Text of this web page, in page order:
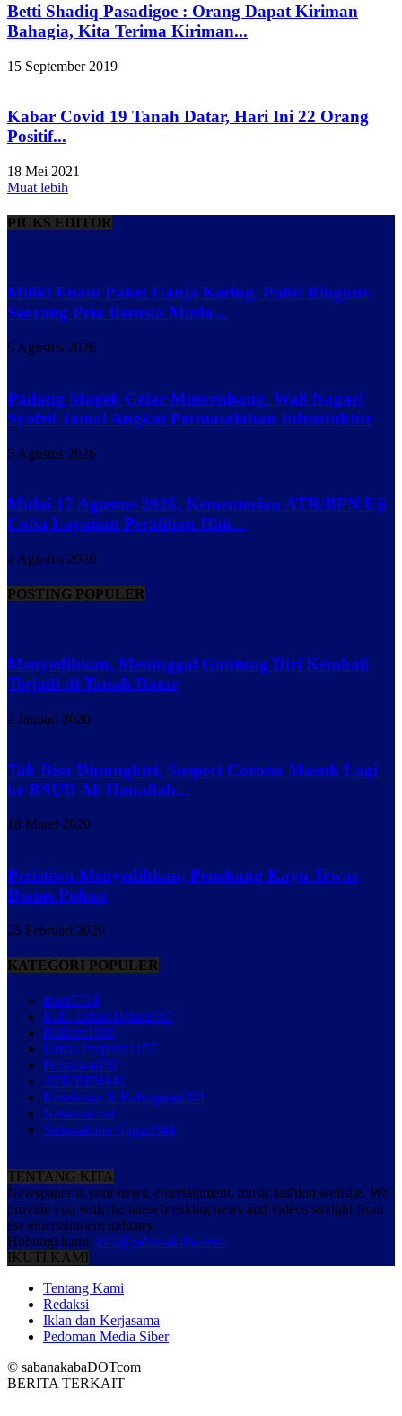
Betti Shadiq Pasadigoe : Orang Dapat Kiriman
Bahagia, Kita Terima Kiriman...
15 September 2019
Kabar Covid 19 Tanah Datar, Hari Ini 22 Orang
Positif...
18 Mei 2021
Muat lebih
PICKS EDITOR
Miliki Enam Paket Ganja Kering, Polisi Ringkus
Seorang Pria Berusia Muda...
5 Agustus 2026
Padang Magek Gelar Musrenbang, Wali Nagari
Syafril Jamal Angkat Permasalahan Infrastuktur
5 Agustus 2026
Mulai 17 Agustus 2026, Kementerian ATR/BPN Uji
Coba Layanan Peralihan Hak...
4 Agustus 2026
POSTING POPULER
Menyedihkan, Meninggal Gantung Diri Kembali
Terjadi di Tanah Datar
2 Januari 2020
Tak Bisa Dipungkiri, Suspect Corona Masuk Lagi
ke RSUD Ali Hanafiah...
18 Maret 2020
Peristiwa Menyedihkan, Penebang Kayu Tewas
Diatas Pohon
25 Februari 2020
KATEGORI POPULER
Baru5714
Kab. Tanah Datar2667
Hukrim1980
Lintas Propinsi1157
Peristiwa656
ATR/BPN443
Kesehatan & Kebugaran394
Nasional358
Sabanakaba Nagari344
TENTANG KITA
Newspaper is your news, entertainment, music fashion website. We
provide you with the latest breaking news and videos straight from
the entertainment industry.
Hubungi kami: info@sabanakaba.com
IKUTI KAMI
Tentang Kami
Redaksi
Iklan dan Kerjasama
Pedoman Media Siber
© sabanakabaDOTcom
BERITA TERKAIT